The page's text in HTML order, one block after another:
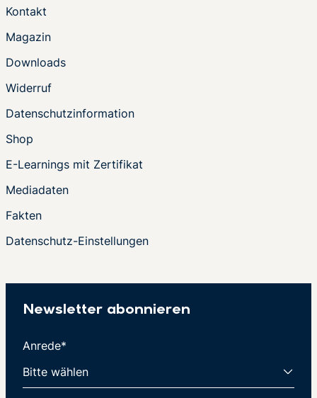
Kontakt
Magazin
Downloads
Widerruf
Datenschutzinformation
Shop
E-Learnings mit Zertifikat
Mediadaten
Fakten
Datenschutz-Einstellungen
Newsletter abonnieren
Anrede*